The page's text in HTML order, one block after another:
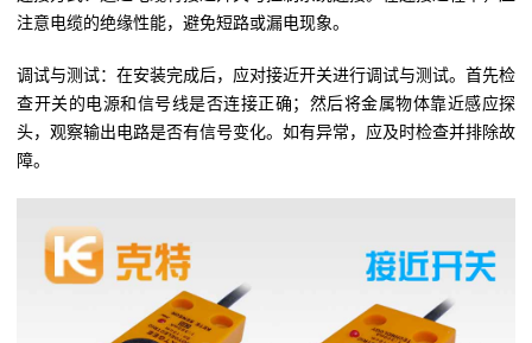
注意电缆的绝缘性能，避免短路或漏电现象。
调试与测试：在安装完成后，应对接近开关进行调试与测试。首先检
查开关的电源和信号线是否连接正确；然后将金属物体靠近感应探
头，观察输出电路是否有信号变化。如有异常，应及时检查并排除故
障。